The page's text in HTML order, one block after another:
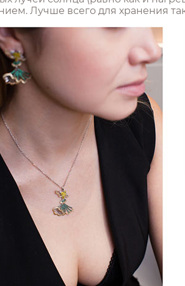
Лучше всего для хранения